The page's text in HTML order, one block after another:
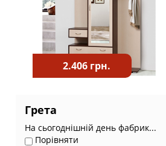
2.406 грн.
Грета
На сьогоднішній день фабрик...
Порівняти